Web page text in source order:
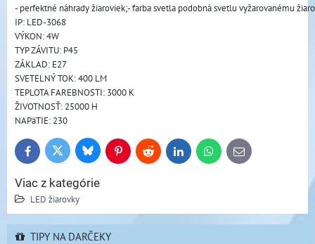
- perfektné náhrady žiaroviek;- farba svetla podobná svetlu vyžarovanému
IP: LED-3068
VÝKON: 4W
TYP ZÁVITU: P45
ZÁKLAD: E27
SVETELNÝ TOK: 400 LM
TEPLOTA FAREBNOSTI: 3000 K
ŽIVOTNOSŤ: 25000 H
NAPäTIE: 230
FacebookTwitter BlueskyPinterestReddit LinkedInWhatsApp
E-
mail
Viac z kategórie
LED žiarovky
TIPY NA DARČEKY